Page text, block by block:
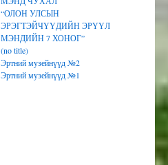
“ОЛОН УЛСЫН
ЭРЭГТЭЙЧҮҮДИЙН ЭРҮҮЛ
МЭНДИЙН 7 ХОНОГ”
(no title)
Эртний музейнүүд №2
Эртний музейнүүд №1